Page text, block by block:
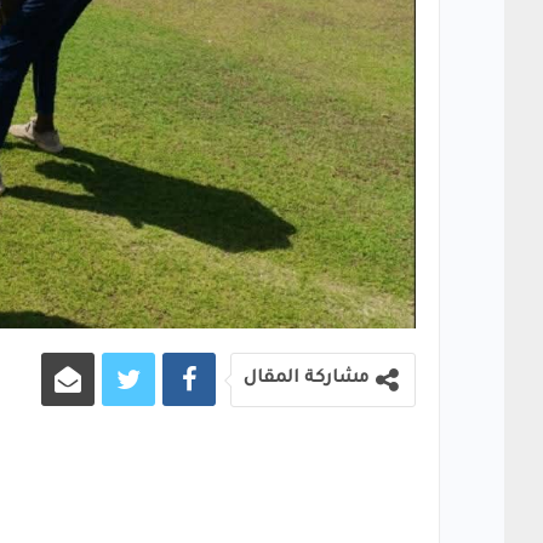
مشاركة المقال